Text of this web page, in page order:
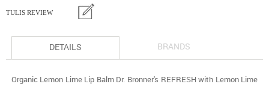
TULIS REVIEW
DETAILS BRANDS
Organic Lemon Lime Lip Balm Dr. Bronner's REFRESH with Lemon Lime